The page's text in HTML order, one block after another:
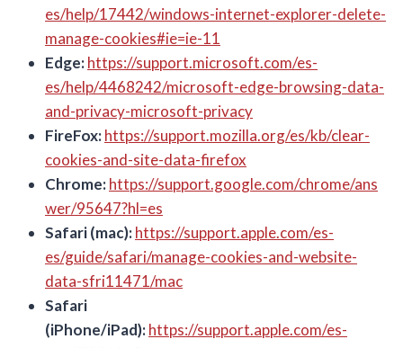
es/help/17442/windows-internet-explorer-delete-
manage-cookies#ie=ie-11
Edge:https://support.microsoft.com/es-
es/help/4468242/microsoft-edge-browsing-data-
and-privacy-microsoft-privacy
FireFox:https://support.mozilla.org/es/kb/clear-
cookies-and-site-data-firefox
Chrome:https://support.google.com/chrome/ans
wer/95647?hl=es
Safari (mac):https://support.apple.com/es-
es/guide/safari/manage-cookies-and-website-
data-sfri11471/mac
Safari
(iPhone/iPad):https://support.apple.com/es-